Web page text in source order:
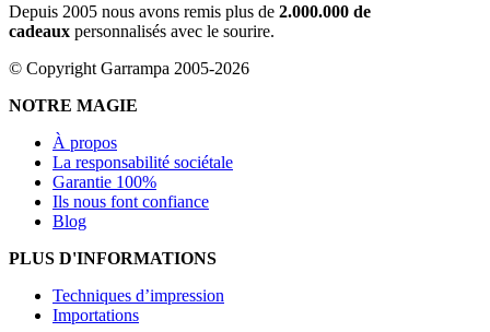
Depuis 2005 nous avons remis plus de 2.000.000 de
cadeaux personnalisés avec le sourire.
© Copyright Garrampa 2005-2026
NOTRE MAGIE
À propos
La responsabilité sociétale
Garantie 100%
Ils nous font confiance
Blog
PLUS D'INFORMATIONS
Techniques d’impression
Importations